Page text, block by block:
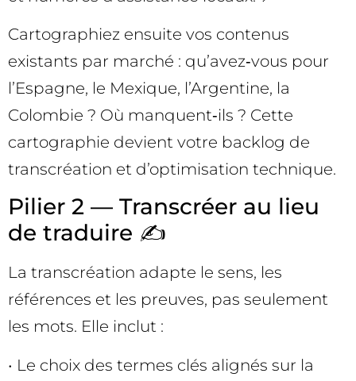
Cartographiez ensuite vos contenus
existants par marché : qu’avez‑vous pour
l’Espagne, le Mexique, l’Argentine, la
Colombie ? Où manquent‑ils ? Cette
cartographie devient votre backlog de
transcréation et d’optimisation technique.
Pilier 2 — Transcréer au lieu
de traduire ✍️
La transcréation adapte le sens, les
références et les preuves, pas seulement
les mots. Elle inclut :
• Le choix des termes clés alignés sur la